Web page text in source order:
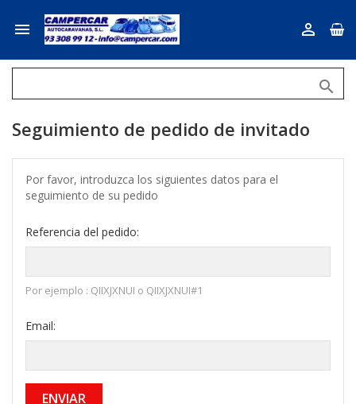
 

Seguimiento de pedido de invitado
Por favor, introduzca los siguientes datos para el
seguimiento de su pedido
Referencia del pedido:
Por ejemplo : QIIXJXNUI o QIIXJXNUI#1
Email:
ENVIAR